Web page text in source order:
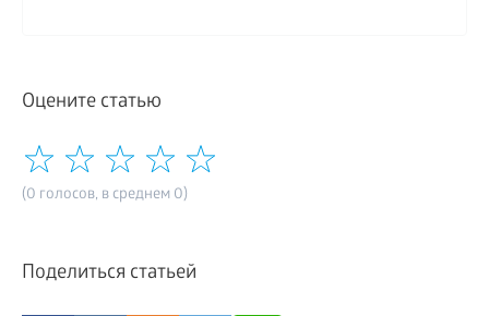
Оцените статью
(0 голосов, в среднем 0)
Поделиться статьей